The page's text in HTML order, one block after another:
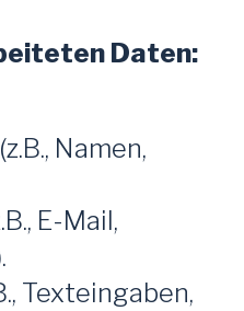
Daten:
Namen,
E-Mail,
Texteingaben,